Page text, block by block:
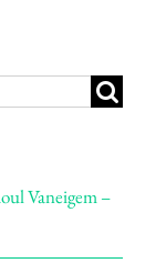
Vaneigem –